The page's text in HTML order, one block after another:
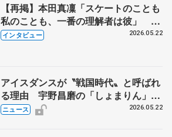
【再掲】本田真凜「スケートのことも
私のことも、一番の理解者は彼」 引
退時の単独インタビューで語った競技
インタビュー 2026.05.22
アイスダンスが〝戦国時代〟と呼ばれ
る理由 宇野昌磨の「しょまりん」ら
実力者が相次いで参戦 国内の競争激
ニュース 2026.05.22